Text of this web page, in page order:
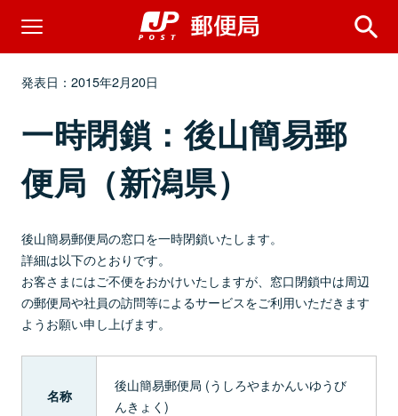
発表日：2015年2月20日
一時閉鎖：後山簡易郵
便局（新潟県）
後山簡易郵便局の窓口を一時閉鎖いたします。
詳細は以下のとおりです。
お客さまにはご不便をおかけいたしますが、窓口閉鎖中は周辺
の郵便局や社員の訪問等によるサービスをご利用いただきます
ようお願い申し上げます。
名称
後山簡易郵便局 (うしろやまかんいゆうび
んきょく)